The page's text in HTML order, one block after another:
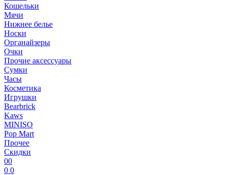
Кошельки
Мячи
Нижнее белье
Носки
Органайзеры
Очки
Прочие аксессуары
Сумки
Часы
Косметика
Игрушки
Bearbrick
Kaws
MINISO
Pop Mart
Прочее
Скидки
00
0 0